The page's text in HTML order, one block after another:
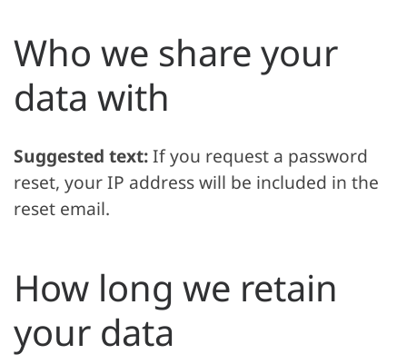
Who we share your
data with
Suggested text:If you request a password
reset, your IP address will be included in the
reset email.
How long we retain
your data